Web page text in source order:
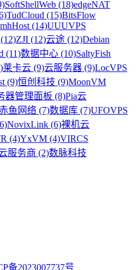
SoftShellWeb (18)edgeNAT
TudCloud (15)BitsFlow
(14)UUUVPS
ZJI (12)云途 (12)Debian
(11)数据中心 (10)SaltyFish
莱卡云 (9)云服务器 (9)LocVPS
(9)恒创科技 (9)MoonVM
器管理面板 (8)Pia云
鱼网络 (7)数据库 (7)UFOVPS
NovixLink (6)裸机云
(4)YxVM (4)VIRCS
服务商 (2)数脉科技
备2023007737号